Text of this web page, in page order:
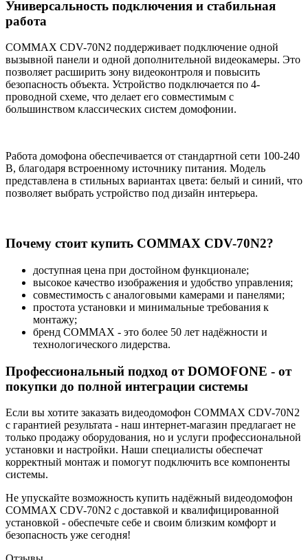
Универсальность подключения и стабильная
работа
COMMAX CDV-70N2 поддерживает подключение одной
вызывной панели и одной дополнительной видеокамеры. Это
позволяет расширить зону видеоконтроля и повысить
безопасность объекта. Устройство подключается по 4-
проводной схеме, что делает его совместимым с
большинством классических систем домофонии.
Работа домофона обеспечивается от стандартной сети 100-240
В, благодаря встроенному источнику питания. Модель
представлена в стильных вариантах цвета: белый и синий, что
позволяет выбрать устройство под дизайн интерьера.
Почему стоит купить COMMAX CDV-70N2?
доступная цена при достойном функционале;
высокое качество изображения и удобство управления;
совместимость с аналоговыми камерами и панелями;
простота установки и минимальные требования к
монтажу;
бренд COMMAX - это более 50 лет надёжности и
технологического лидерства.
Профессиональный подход от DOMOFONE - от
покупки до полной интеграции системы
Если вы хотите заказать видеодомофон COMMAX CDV-70N2
с гарантией результата - наш интернет-магазин предлагает не
только продажу оборудования, но и услуги профессиональной
установки и настройки. Наши специалисты обеспечат
корректный монтаж и помогут подключить все компоненты
системы.
Не упускайте возможность купить надёжный видеодомофон
COMMAX CDV-70N2 с доставкой и квалифицированной
установкой - обеспечьте себе и своим близким комфорт и
безопасность уже сегодня!